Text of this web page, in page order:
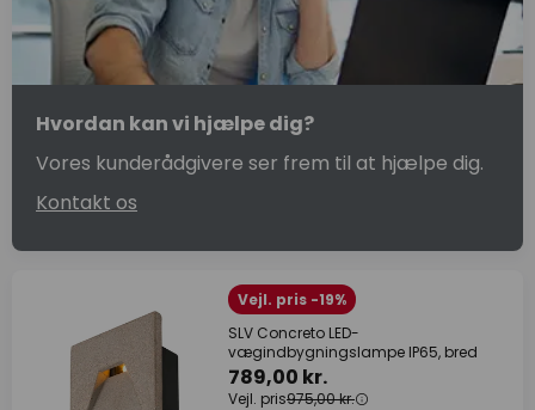
Hvordan kan vi hjælpe dig?
Vores kunderådgivere ser frem til at hjælpe dig.
Kontakt os
Vejl. pris -19%
SLV Concreto LED-
vægindbygningslampe IP65, bred
789,00 kr.
Vejl. pris975,00 kr.